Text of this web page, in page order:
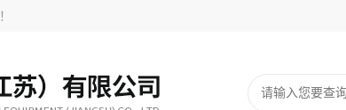
！